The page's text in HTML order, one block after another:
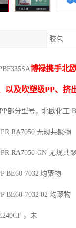
胶包
BF335SA博禄携手北
以及吹塑级PP、挤
部分型号，北欧化工
RA7050 无规共聚物
RA7050-GN 无规共
BE60-7032 均聚物
BE60-7032-02 均聚物
，未